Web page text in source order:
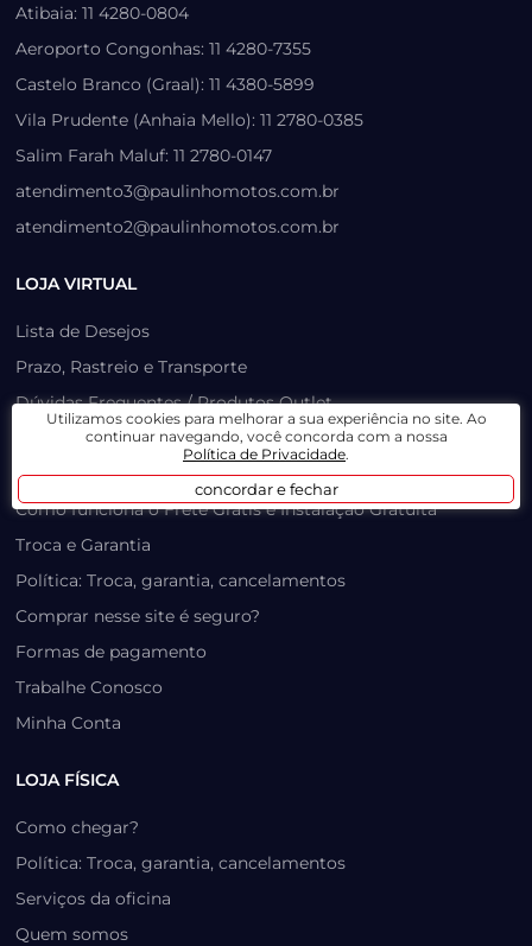
Atibaia: 11 4280-0804
Aeroporto Congonhas: 11 4280-7355
Castelo Branco (Graal): 11 4380-5899
Vila Prudente (Anhaia Mello): 11 2780-0385
Salim Farah Maluf: 11 2780-0147
atendimento3@paulinhomotos.com.br
atendimento2@paulinhomotos.com.br
LOJA VIRTUAL
Lista de Desejos
Prazo, Rastreio e Transporte
Dúvidas Frequentes / Produtos Outlet
Como recuperar sua senha
Como retirar na loja física?
Como funciona o Frete Grátis e Instalação Gratuita
Troca e Garantia
Política: Troca, garantia, cancelamentos
Comprar nesse site é seguro?
Formas de pagamento
Trabalhe Conosco
Minha Conta
LOJA FÍSICA
Como chegar?
Política: Troca, garantia, cancelamentos
Serviços da oficina
Quem somos
Utilizamos cookies para melhorar a sua experiência no site. Ao
continuar navegando, você concorda com a nossa
Política de Privacidade.
concordar e fechar